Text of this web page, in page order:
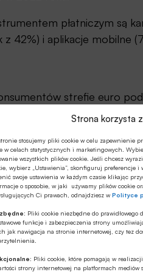
Strona korzysta
stosujemy pliki cookie w celu zapewnienie
w celach statystycznych i marketingowych.
wszystkich plików cookie. Jeśli chcesz
wybierz „Ustawienia”, skonfiguruj preferencje i
swoje ustawienia w każdym czasie klikając
o sposobie, w jaki używamy plików cookie
Ci prawach, odnajdziesz wPolityce
Pliki cookie niezbędne do prawidłowego
funkcje i zabezpieczenia strony
jak nawigacja na stronie internetowej, czy tez
Pliki cookie, które pomagają w
strony internetowej na platformach
płatniczym są
42%) i aplikacje mobilne
strefie euro
odpowiednio 17% i 28%
są karty,
portfele płatnicze i
Z jednej strony 55%
22% woli płacić
i łatwiejsze w użyciu.